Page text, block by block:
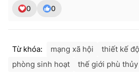
0 0
Từ khóa: mạng xã hội
thiết kế
phòng sinh hoạt
thế giới phù thủy